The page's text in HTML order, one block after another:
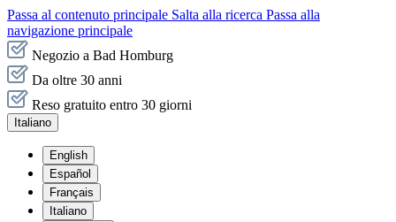
Passa al contenuto principale Salta alla ricerca Passa alla
navigazione principale
Negozio a Bad Homburg
Da oltre 30 anni
Reso gratuito entro 30 giorni
Italiano
English
Español
Français
Italiano